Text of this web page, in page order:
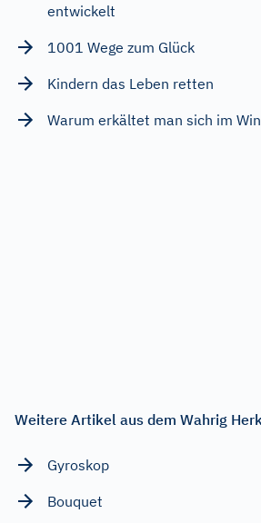
entwickelt
1001 Wege zum Glück
Kindern das Leben retten
Warum erkältet man sich im
Weitere Artikel aus dem Wahrig
Gyroskop
Bouquet